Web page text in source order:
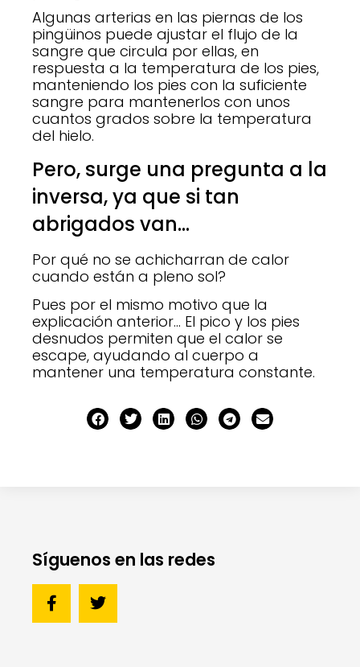
Algunas arterias en las piernas de los
pingüinos puede ajustar el flujo de la
sangre que circula por ellas, en
respuesta a la temperatura de los pies,
manteniendo los pies con la suficiente
sangre para mantenerlos con unos
cuantos grados sobre la temperatura
del hielo.
Pero, surge una pregunta a la
inversa, ya que si tan
abrigados van…
Por qué no se achicharran de calor
cuando están a pleno sol?
Pues por el mismo motivo que la
explicación anterior… El pico y los pies
desnudos permiten que el calor se
escape, ayudando al cuerpo a
mantener una temperatura constante.
Síguenos en las redes